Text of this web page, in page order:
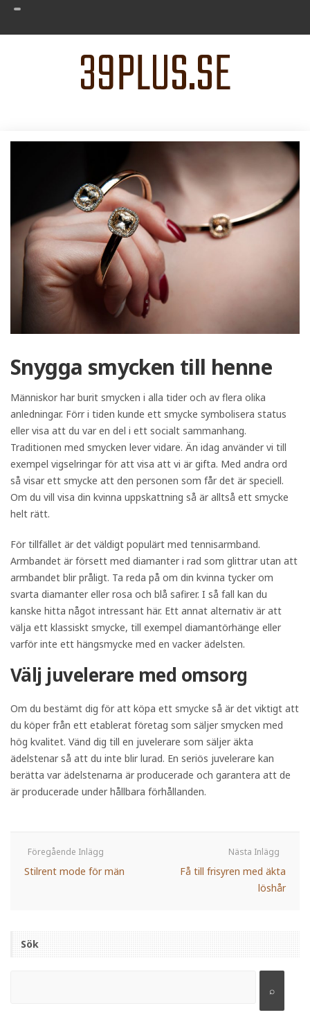
39PLUS.SE
Snygga smycken till henne
Människor har burit smycken i alla tider och av flera olika
anledningar. Förr i tiden kunde ett smycke symbolisera status
eller visa att du var en del i ett socialt sammanhang.
Traditionen med smycken lever vidare. Än idag använder vi till
exempel vigselringar för att visa att vi är gifta. Med andra ord
så visar ett smycke att den personen som får det är speciell.
Om du vill visa din kvinna uppskattning så är alltså ett smycke
helt rätt.
För tillfället är det väldigt populärt med tennisarmband.
Armbandet är försett med diamanter i rad som glittrar utan att
armbandet blir pråligt. Ta reda på om din kvinna tycker om
svarta diamanter eller rosa och blå safirer. I så fall kan du
kanske hitta något intressant här. Ett annat alternativ är att
välja ett klassiskt smycke, till exempel diamantörhänge eller
varför inte ett hängsmycke med en vacker ädelsten.
Välj juvelerare med omsorg
Om du bestämt dig för att köpa ett smycke så är det viktigt att
du köper från ett etablerat företag som säljer smycken med
hög kvalitet. Vänd dig till en juvelerare som säljer äkta
ädelstenar så att du inte blir lurad. En seriös juvelerare kan
berätta var ädelstenarna är producerade och garantera att de
är producerade under hållbara förhållanden.
Stilrent mode för män
Få till frisyren med äkta
löshår
Sök